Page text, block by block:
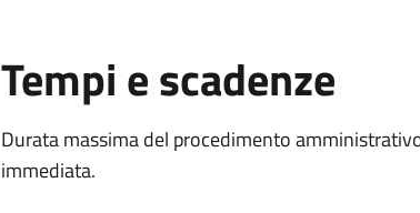
Tempi e scadenze
Durata massima del procedimento
immediata.